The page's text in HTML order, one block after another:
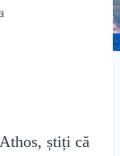
știți că